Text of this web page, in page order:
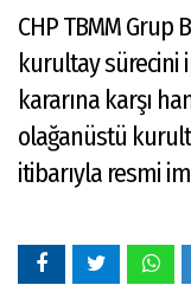
CHP TBMM Grup
kurultay sürecini
kararına karşı
olağanüstü
itibarıyla resmi